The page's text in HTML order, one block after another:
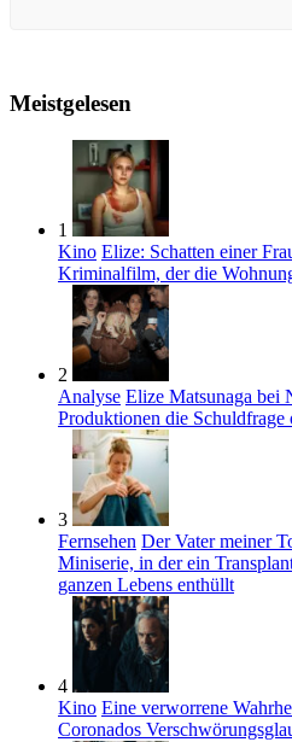
Meistgelesen
1
Kino Elize: Schatten einer
Kriminalfilm, der die
2
Analyse Elize Matsunaga bei
Produktionen die Schuldfrage
3
Fernsehen Der Vater meiner
Miniserie, in der ein
ganzen Lebens enthüllt
4
Kino Eine verworrene
Coronados